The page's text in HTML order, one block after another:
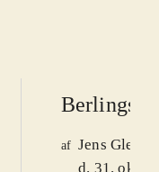
af Jens
d. 31. okt.